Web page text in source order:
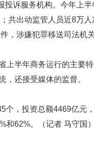
投诉服务机构。今年上
共出动监管人员近8万
，涉嫌犯罪移送司法机
上半年商务运行的主要
，还接受媒体的监督。
个，投资总额4469亿元
和62%。（记者 马守国）